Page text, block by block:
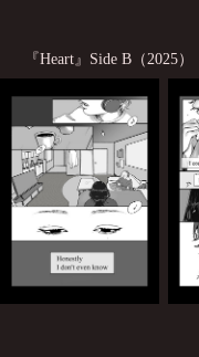
『Heart』Side B（2025）